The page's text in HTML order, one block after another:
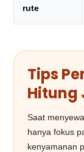
rute
Tips
Hitung
Saat
hanya fokus
kenyamanan